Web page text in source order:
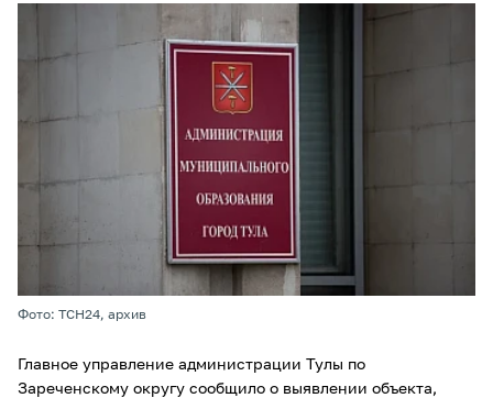
Фото: ТСН24, архив
Главное управление администрации Тулы по
Зареченскому округу сообщило о выявлении объекта,